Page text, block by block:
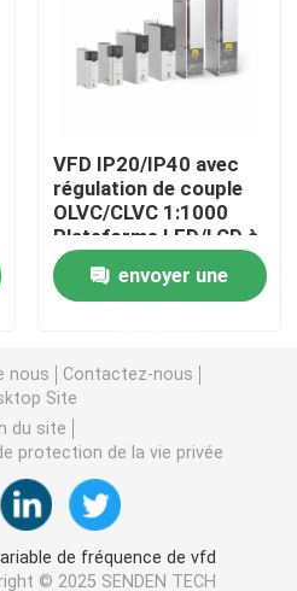
fréquence de vfd
de vecteur
VFD
pour grue
véhicules électriques à
VFD IP20/IP40 avec
régulation de couple
OLVC/CLVC 1:1000
Plateforme LED/LCD à
plage de vitesse
envoyer une
nous
Contactez-nous
Site
du site
protection de la vie privée
de fréquence de vfd
© 2025 SENDEN TECH